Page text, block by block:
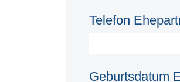
Telefon
Geburtsdatum